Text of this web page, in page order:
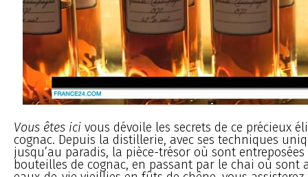
Vous êtes ici vous dévoile les secrets de ce précieux
cognac. Depuis la distillerie, avec ses techniques
jusqu’au paradis, la pièce-trésor où sont
bouteilles de cognac, en passant par le chai où sont